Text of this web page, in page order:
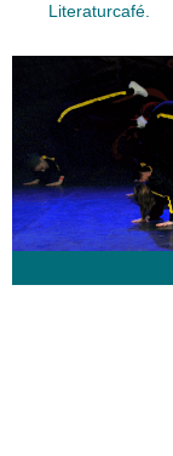
Literaturcafé.